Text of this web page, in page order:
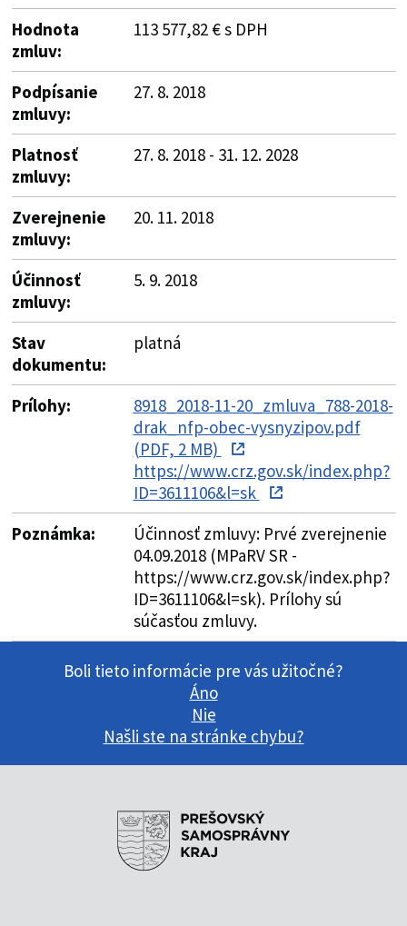
Hodnota
zmluv:
113 577,82 € s DPH
Podpísanie
zmluvy:
27. 8. 2018
Platnosť
zmluvy:
27. 8. 2018 - 31. 12. 2028
Zverejnenie
zmluvy:
20. 11. 2018
Účinnosť
zmluvy:
5. 9. 2018
Stav
dokumentu:
platná
Prílohy:
8918_2018-11-20_zmluva_788-2018-
drak_nfp-obec-vysnyzipov.pdf
(PDF, 2 MB)
https://www.crz.gov.sk/index.php?
ID=3611106&l=sk
Poznámka:
Účinnosť zmluvy: Prvé zverejnenie
04.09.2018 (MPaRV SR -
https://www.crz.gov.sk/index.php?
ID=3611106&l=sk). Prílohy sú
súčasťou zmluvy.
Boli tieto informácie pre vás užitočné?
Áno
Nie
Našli ste na stránke chybu?